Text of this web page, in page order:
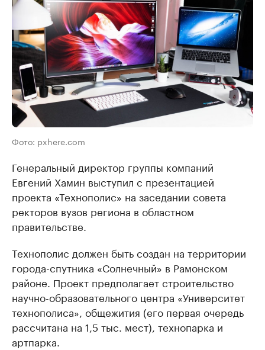
Фото: pxhere.com
Генеральный директор группы компаний
Евгений Хамин выступил с презентацией
проекта «Технополис» на заседании совета
ректоров вузов региона в областном
правительстве.
Технополис должен быть создан на территории
города-спутника «Солнечный» в Рамонском
районе. Проект предполагает строительство
научно-образовательного центра «Университет
технополиса», общежития (его первая очередь
рассчитана на 1,5 тыс. мест), технопарка и
артпарка.